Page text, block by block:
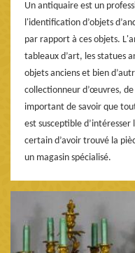
Un antiquaire est un
l'identification d’objets
par rapport à ces objets.
tableaux d’art, les statues
objets anciens et bien
collectionneur d’œuvres,
important de savoir que
est susceptible
certain d’avoir trouvé la
un magasin spécialisé.